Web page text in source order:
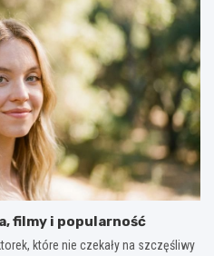
filmy i popularność
które nie czekały na szczęśliwy